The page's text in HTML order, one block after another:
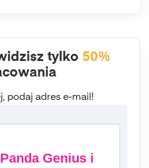
tylko 50%
podaj adres e-mail!
Genius i